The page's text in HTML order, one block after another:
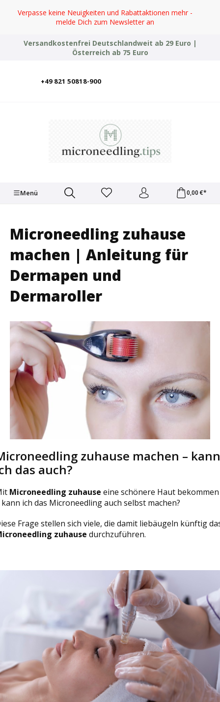
Zum Hauptinhalt springen
Verpasse keine Neuigkeiten und Rabattaktionen mehr -
melde Dich zum Newsletter an
Versandkostenfrei Deutschlandweit ab 29 Euro |
Österreich ab 75 Euro
+49 821 50818-900
Menü 0,00 €*
Microneedling zuhause
machen | Anleitung für
Dermapen und
Dermaroller
zuhause machen – kann
das auch?
Microneedling zuhause eine schönere Haut bekommen
kann ich das Microneedling auch selbst machen?
Frage stellen sich viele, die damit liebäugeln künftig
zuhause durchzuführen.